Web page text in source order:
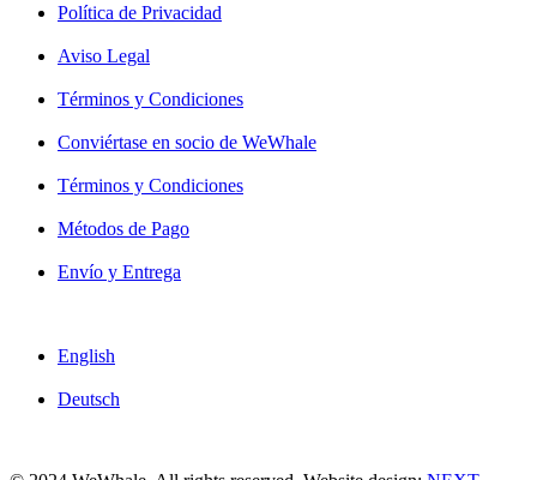
Política de Privacidad
Aviso Legal
Términos y Condiciones
Conviértase en socio de WeWhale
Términos y Condiciones
Métodos de Pago
Envío y Entrega
English
Deutsch